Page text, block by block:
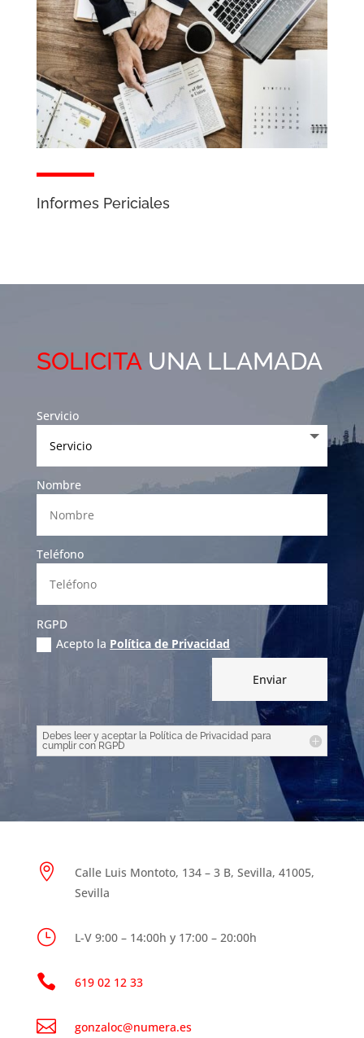
Informes Periciales
SOLICITAUNA LLAMADA
Servicio
Nombre
Teléfono
RGPD
Acepto la Política de Privacidad
Enviar
Debes leer y aceptar la Política de Privacidad para
cumplir con RGPD

Calle Luis Montoto, 134 – 3 B, Sevilla, 41005,
Sevilla
} L-V 9:00 – 14:00h y 17:00 – 20:00h
 619 02 12 33
 gonzaloc@numera.es